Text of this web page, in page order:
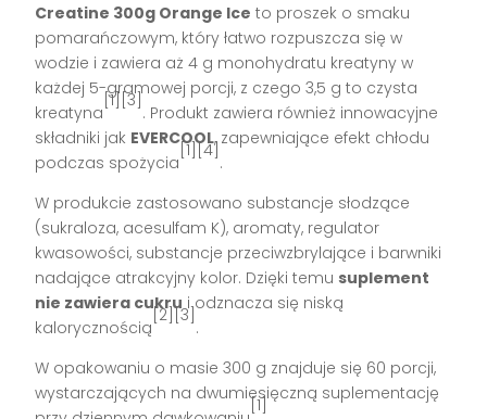
Creatine 300g Orange Ice to proszek o smaku
pomarańczowym, który łatwo rozpuszcza się w
wodzie i zawiera aż 4 g monohydratu kreatyny w
każdej 5-gramowej porcji, z czego 3,5 g to czysta
kreatyna
[1][3]
. Produkt zawiera również innowacyjne
składniki jak EVERCOOL, zapewniające efekt chłodu
podczas spożycia
[1][4]
.
W produkcie zastosowano substancje słodzące
(sukraloza, acesulfam K), aromaty, regulator
kwasowości, substancje przeciwzbrylające i barwniki
nadające atrakcyjny kolor. Dzięki temu suplement
nie zawiera cukru i odznacza się niską
kalorycznością
[2][3]
.
W opakowaniu o masie 300 g znajduje się 60 porcji,
wystarczających na dwumiesięczną suplementację
[1]